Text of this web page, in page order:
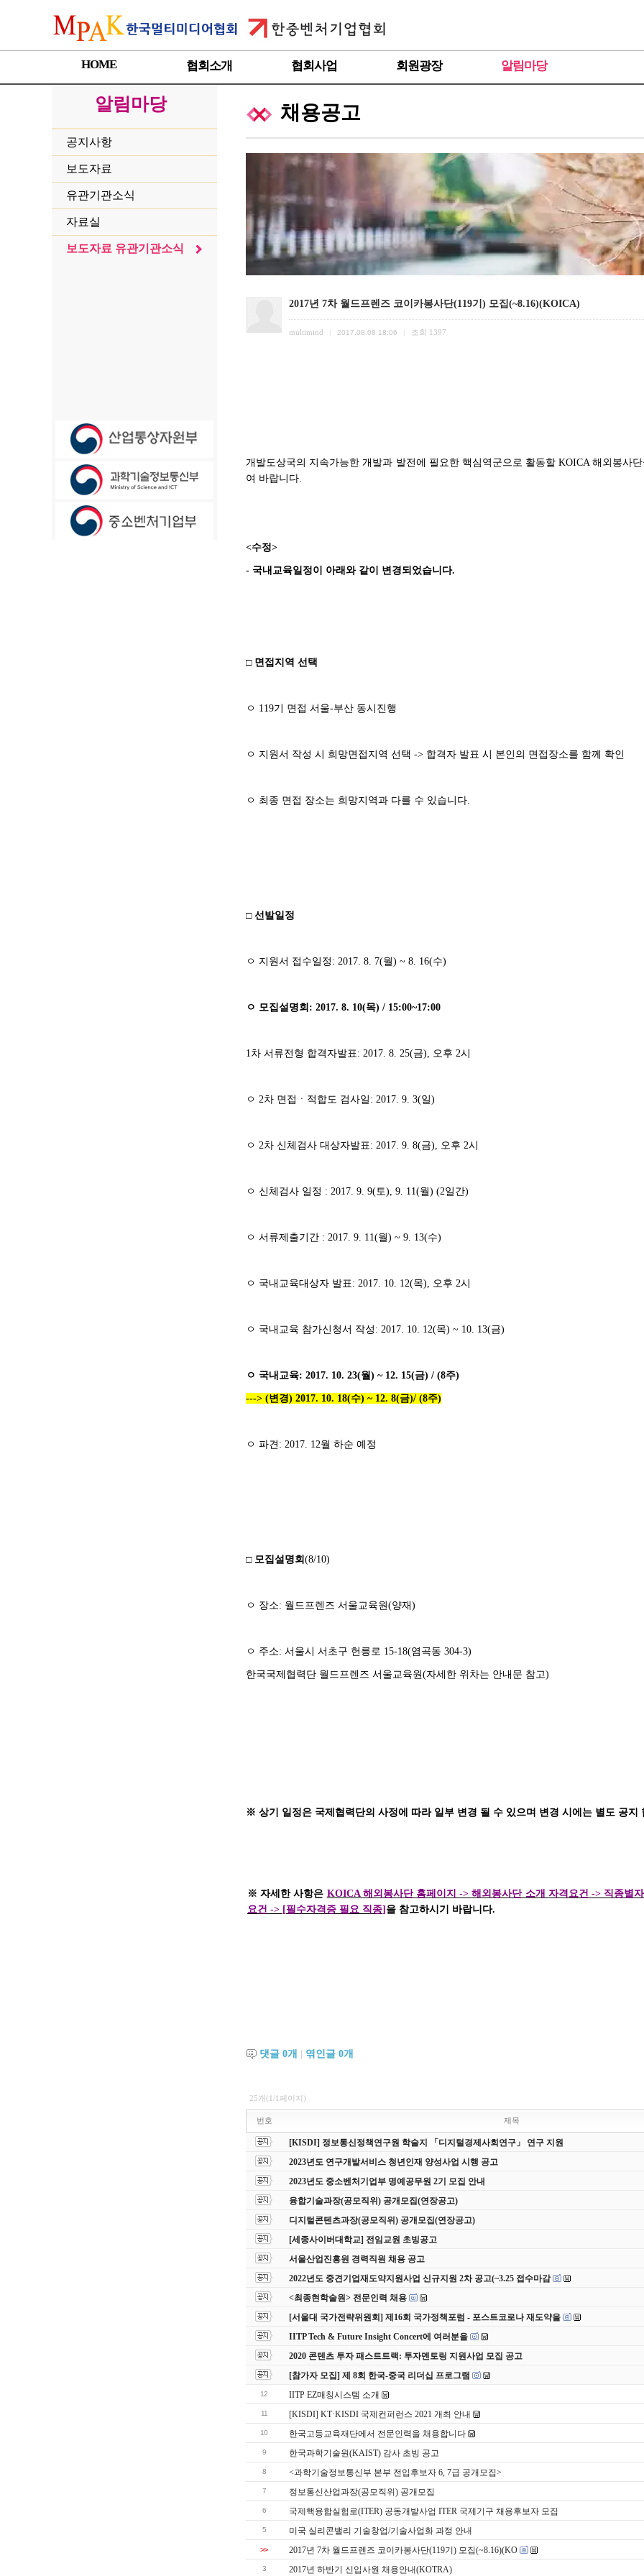
HOME 협회소개 협회사업 회원광장 알림마당
알림마당
공지사항
보도자료
유관기관소식
자료실
보도자료 유관기관소식
채용공고
2017년 7차 월드프렌즈 코이카봉사단(119기) 모집(~8.16)(KOICA)
multimind 2017.08.08 18:06 조회 1397
개발도상국의 지속가능한 개발과 발전에 필요한 핵심역군으로 활동할KOICA해외봉사
여 바랍니다.
<수정>
- 국내교육일정이 아래와 같이 변경되었습니다.
□ 면접지역 선택
ㅇ 119기 면접 서울-부산 동시진행
ㅇ 지원서 작성 시 희망면접지역 선택 -> 합격자 발표 시 본인의 면접장소를 함께 확인
ㅇ 최종 면접 장소는 희망지역과 다를 수 있습니다.
□ 선발일정
ㅇ 지원서 접수일정 : 2017. 8. 7(월) ~ 8. 16(수)
ㅇ 모집설명회 : 2017. 8. 10(목) / 15:00~17:00
1차 서류전형 합격자발표: 2017. 8. 25(금), 오후 2시
ㅇ 2차 면접 ㆍ 적합도 검사일 : 2017. 9. 3(일)
ㅇ 2차 신체검사 대상자발표: 2017. 9. 8(금), 오후 2시
ㅇ 신체검사 일정 : 2017. 9. 9(토), 9. 11(월) (2일간)
ㅇ 서류제출기간 : 2017. 9. 11(월) ~ 9. 13(수)
ㅇ 국내교육대상자 발표: 2017. 10. 12(목), 오후 2시
ㅇ 국내교육 참가신청서 작성 : 2017. 10. 12(목) ~ 10. 13(금)
ㅇ 국내교육: 2017. 10. 23(월) ~ 12. 15(금) / (8주)
---> (변경) 2017. 10. 18(수) ~ 12. 8(금)/ (8주)
ㅇ 파견 : 2017. 12월 하순 예정
□ 모집설명회 (8/10)
ㅇ 장소: 월드프렌즈 서울교육원(양재 )
ㅇ 주소: 서울시 서초구 헌릉로 15-18(염곡동 304-3)
한국국제협력단 월드프렌즈 서울교육원(자세한 위차는 안내문 참고)
※ 상기 일정은 국제협력단의 사정에 따라 일부 변경 될 수 있으며 변경 시에는 별도 공지
※자세한 사항은 KOICA 해외봉사단 홈페이지->해외봉사단 소개 자격요건 -> 직종별
요건 -> [필수자격증 필요 직종] 을 참고하시기 바랍니다.
댓글 0개 엮인글 0개
25개(1/1페이지)
번호 제목
[KISDI] 정보통신정책연구원 학술지 「디지털경제사회연구」 연구 지원
2023년도 연구개발서비스 청년인재 양성사업 시행 공고
2023년도 중소벤처기업부 명예공무원 2기 모집 안내
융합기술과장(공모직위) 공개모집(연장공고)
디지털콘텐츠과장(공모직위) 공개모집(연장공고)
[세종사이버대학교] 전임교원 초빙공고
서울산업진흥원 경력직원 채용 공고
2022년도 중견기업재도약지원사업 신규지원 2차 공고(~3.25 접수마감
<최종현학술원> 전문인력 채용
[서울대 국가전략위원회] 제16회 국가정책포럼 - 포스트코로나 재도약을
IITP Tech & Future Insight Concert에 여러분을
2020 콘텐츠 투자 패스트트랙: 투자멘토링 지원사업 모집 공고
[참가자 모집] 제 8회 한국-중국 리더십 프로그램
12 IITP EZ매칭시스템 소개
11 [KISDI] KT·KISDI 국제컨퍼런스 2021 개최 안내
10 한국고등교육재단에서 전문인력을 채용합니다
9 한국과학기술원(KAIST) 감사 초빙 공고
8 <과학기술정보통신부 본부 전입후보자 6, 7급 공개모집>
7 정보통신산업과장(공모직위) 공개모집
6 국제핵융합실험로(ITER) 공동개발사업 ITER 국제기구 채용후보자 모집
5 미국 실리콘밸리 기술창업/기술사업화 과정 안내
>> 2017년 7차 월드프렌즈 코이카봉사단(119기) 모집(~8.16)(KO
3 2017년 하반기 신입사원 채용안내(KOTRA)